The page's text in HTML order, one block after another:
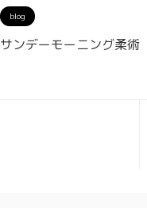
blog
サンデーモーニング柔術